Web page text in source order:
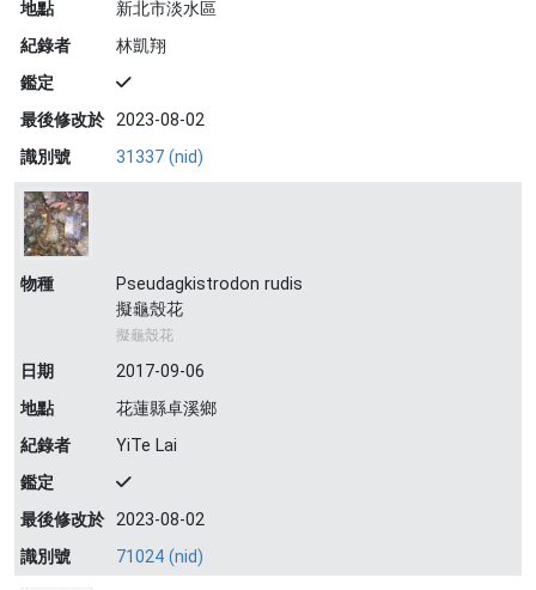
地點
新北市淡水區
紀錄者
林凱翔
鑑定
最後修改於 2023-08-02
識別號
31337 (nid)
物種
Pseudagkistrodon rudis
擬龜殼花
擬龜殼花
日期
2017-09-06
地點
花蓮縣卓溪鄉
紀錄者
YiTe Lai
鑑定
最後修改於 2023-08-02
識別號
71024 (nid)